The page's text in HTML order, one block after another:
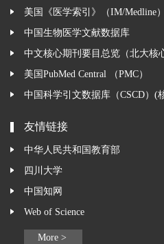
美国《医学索引》（IM/Medline）
中国生物医学文献数据库
中文核心期刊要目总览（北大核
美国PubMed Central （PMC）
中国科学引文数据库（CSCD）(
友情链接
中华人民共和国教育部
四川大学
中国知网
Web of Science
More >